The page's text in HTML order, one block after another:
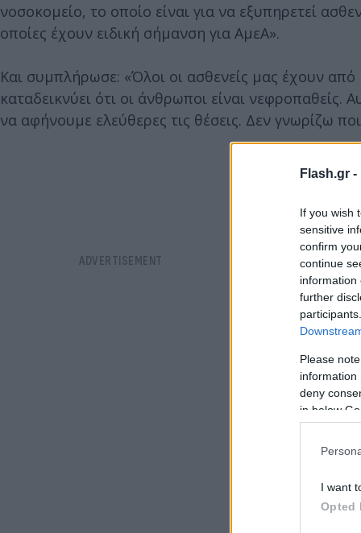
Flash.gr -
If you wish
sensitive
confirm
continue
information
further
Please
information
deny
in below
I want
Opted
νοσοκομείο, το οποίο είναι για να εξυπηρετεί
οποίες έχουν ειδική σήμανση για ΑμεΑ».
Και συμπλήρωσε: «Όλοι οι ασθενείς μας έχουν
καταδεικνύει ότι οι άνθρωποι είναι
να αφήνουμε ελεύθερες τις θέσεις. Δεν γνωρίζω